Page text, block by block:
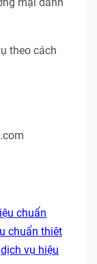
theo cách
chuẩn
chuẩn thiêt
dịch vụ hiệu